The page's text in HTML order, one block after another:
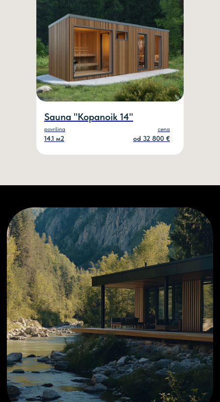
Sauna "Kopanoik 14"
površina
14.1 м2
cena
оd 32 800 €